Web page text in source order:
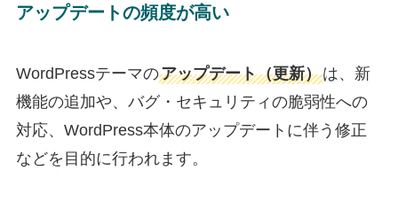
アップデートの頻度が高い
WordPressテーマのアップデート（更新）は、新
機能の追加や、バグ・セキュリティの脆弱性への
対応、WordPress本体のアップデートに伴う修正
などを目的に行われます。